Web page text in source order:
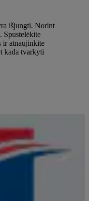
išjungti. Norint
Spustelėkite
ir atnaujinkite
kada tvarkyti